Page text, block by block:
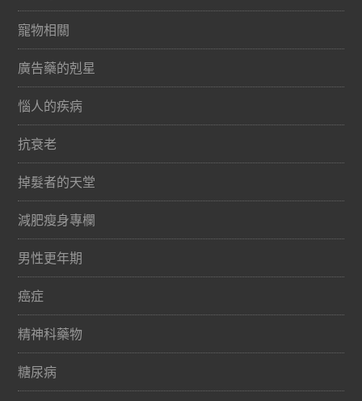
寵物相關
廣告藥的剋星
惱人的疾病
抗衰老
掉髮者的天堂
減肥瘦身專欄
男性更年期
癌症
精神科藥物
糖尿病